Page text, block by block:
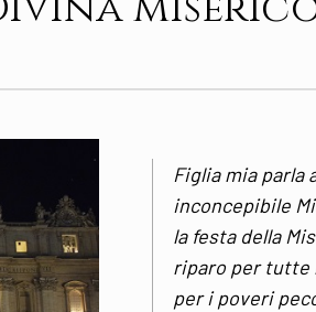
Figlia mia parla
inconcepibile
la festa della
riparo per tutte
per i poveri